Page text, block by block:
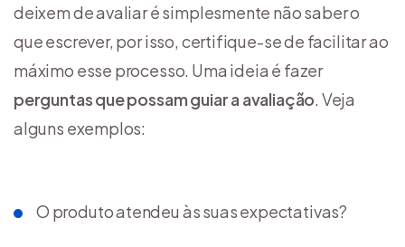
deixem de avaliar é simplesmente não saber o
que escrever, por isso, certifique-se de facilitar ao
máximo esse processo. Uma ideia é fazer
perguntas que possam guiar a avaliação. Veja
alguns exemplos:
O produto atendeu às suas expectativas?